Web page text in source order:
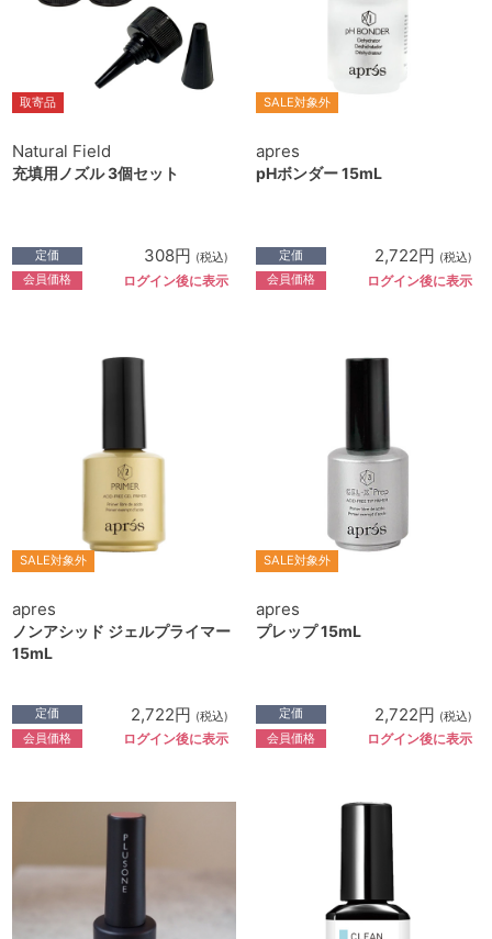
取寄品
Natural Field
充填用ノズル 3個セット
定価 308円 (税込)
会員価格 ログイン後に表示
SALE対象外
apres
pHボンダー 15mL
定価 2,722円 (税込)
会員価格 ログイン後に表示
SALE対象外
apres
ノンアシッド ジェルプライマー
15mL
定価 2,722円 (税込)
会員価格 ログイン後に表示
SALE対象外
apres
プレップ 15mL
定価 2,722円 (税込)
会員価格 ログイン後に表示